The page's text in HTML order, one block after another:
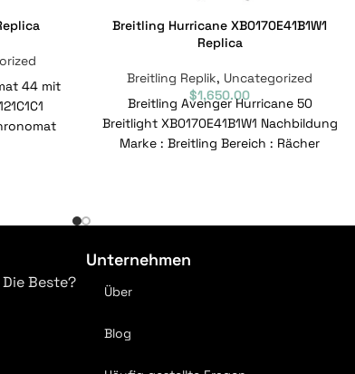
44 mit
Breitling Hurricane XB0170E41B1W1
Replica
Breitling Replik, Uncategorized
$1,650.00
Breitling Avenger Hurricane 50
Breitlight XB0170E41B1W1 Nachbildung
Marke : Breitling Bereich : Rächer
Beste?
Unternehmen
Über
Blog